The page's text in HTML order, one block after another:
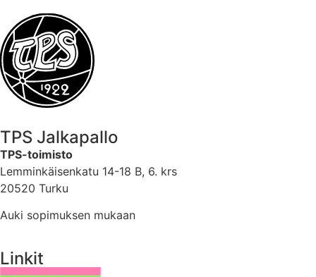
TPS Jalkapallo
TPS-toimisto
Lemminkäisenkatu 14-18 B, 6. krs
20520 Turku
Auki sopimuksen mukaan
Linkit